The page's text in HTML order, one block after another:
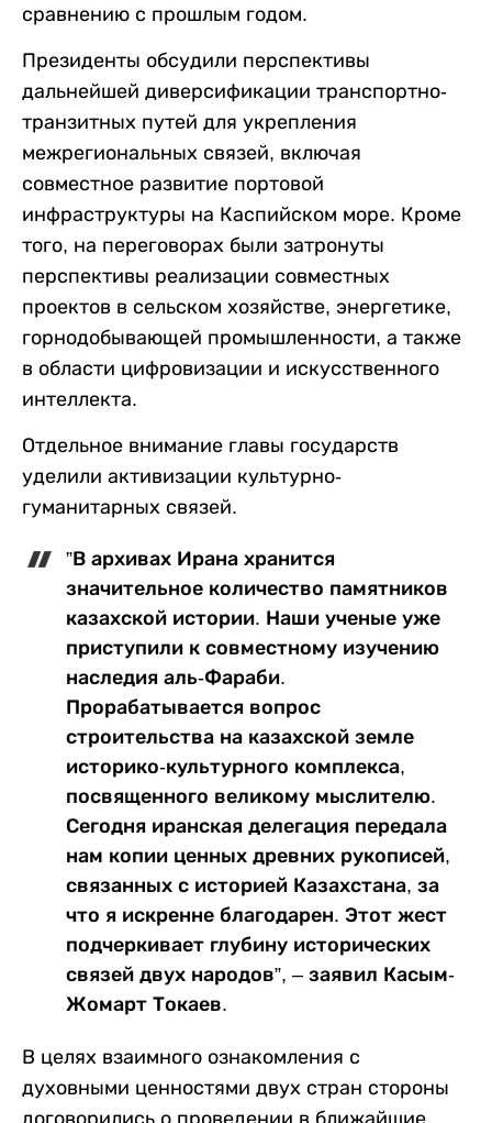
сравнению с прошлым годом.
Президенты обсудили перспективы
дальнейшей диверсификации транспортно-
транзитных путей для укрепления
межрегиональных связей, включая
совместное развитие портовой
инфраструктуры на Каспийском море. Кроме
того, на переговорах были затронуты
перспективы реализации совместных
проектов в сельском хозяйстве, энергетике,
горнодобывающей промышленности, а также
в области цифровизации и искусственного
интеллекта.
Отдельное внимание главы государств
уделили активизации культурно-
гуманитарных связей.
”В архивах Ирана хранится
значительное количество памятников
казахской истории. Наши ученые уже
приступили к совместному изучению
наследия аль-Фараби.
Прорабатывается вопрос
строительства на казахской земле
историко-культурного комплекса,
посвященного великому мыслителю.
Сегодня иранская делегация передала
нам копии ценных древних рукописей,
связанных с историей Казахстана, за
что я искренне благодарен. Этот жест
подчеркивает глубину исторических
связей двух народов”, – заявил Касым-
Жомарт Токаев.
В целях взаимного ознакомления с
духовными ценностями двух стран стороны
договорились о проведении в ближайшие